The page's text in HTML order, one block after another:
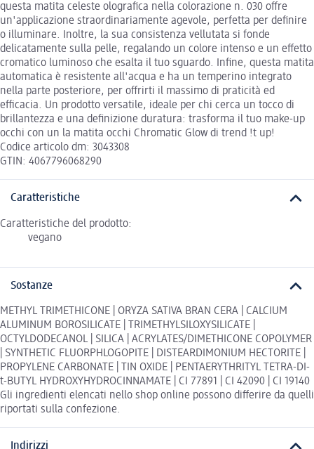
questa matita celeste olografica nella colorazione n. 030 offre
un'applicazione straordinariamente agevole, perfetta per definire
o illuminare. Inoltre, la sua consistenza vellutata si fonde
delicatamente sulla pelle, regalando un colore intenso e un effetto
cromatico luminoso che esalta il tuo sguardo. Infine, questa matita
automatica è resistente all'acqua e ha un temperino integrato
nella parte posteriore, per offrirti il massimo di praticità ed
efficacia. Un prodotto versatile, ideale per chi cerca un tocco di
brillantezza e una definizione duratura: trasforma il tuo make-up
occhi con un la matita occhi Chromatic Glow di trend !t up!
Codice articolo dm: 3043308
GTIN: 4067796068290
Caratteristiche
Caratteristiche del prodotto:
vegano
Sostanze
METHYL TRIMETHICONE | ORYZA SATIVA BRAN CERA | CALCIUM
ALUMINUM BOROSILICATE | TRIMETHYLSILOXYSILICATE |
OCTYLDODECANOL | SILICA | ACRYLATES/DIMETHICONE COPOLYMER
| SYNTHETIC FLUORPHLOGOPITE | DISTEARDIMONIUM HECTORITE |
PROPYLENE CARBONATE | TIN OXIDE | PENTAERYTHRITYL TETRA-DI-
t-BUTYL HYDROXYHYDROCINNAMATE | CI 77891 | CI 42090 | CI 19140
Gli ingredienti elencati nello shop online possono differire da quelli
riportati sulla confezione.
Indirizzi